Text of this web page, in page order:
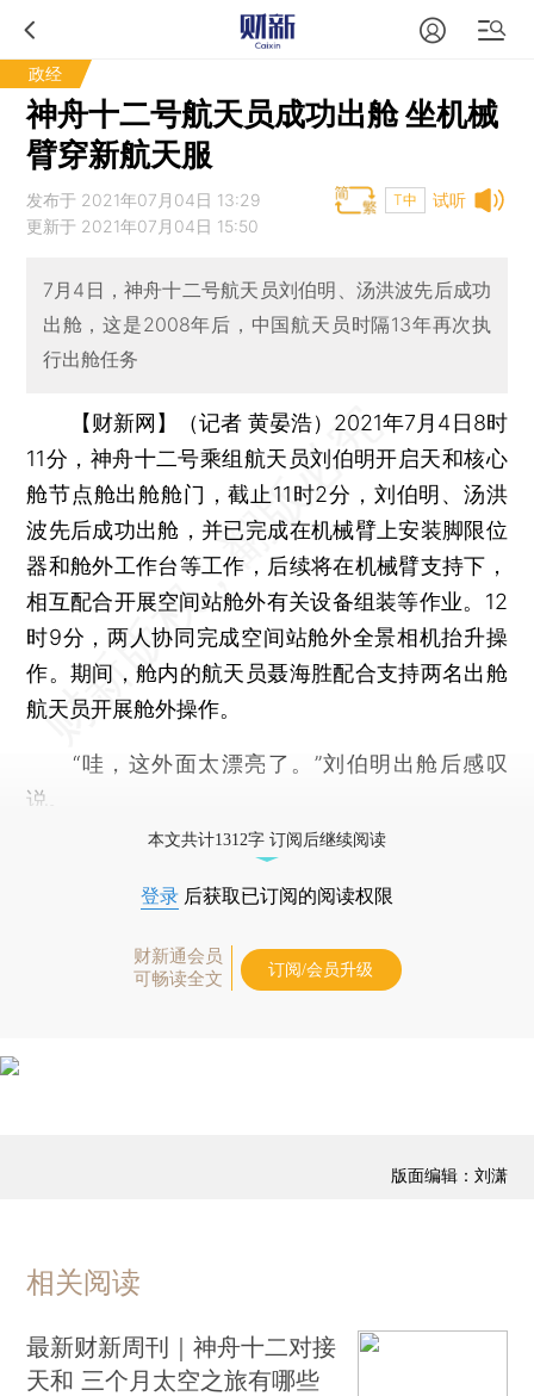
政经
神舟十二号航天员成功出舱 坐机械
臂穿新航天服
试听
发布于 2021年07月04日 13:29
更新于 2021年07月04日 15:50
T中
7月4日，神舟十二号航天员刘伯明、汤洪波先后成功
出舱，这是2008年后，中国航天员时隔13年再次执
行出舱任务
【财新网】（记者 黄晏浩） 2021年7月4日8时
11分，神舟十二号乘组航天员刘伯明开启天和核心
舱节点舱出舱舱门，截止11时2分，刘伯明、汤洪
波先后成功出舱，并已完成在机械臂上安装脚限位
器和舱外工作台等工作，后续将在机械臂支持下，
相互配合开展空间站舱外有关设备组装等作业。12
时9分，两人协同完成空间站舱外全景相机抬升操
作。期间，舱内的航天员聂海胜配合支持两名出舱
航天员开展舱外操作。
“哇，这外面太漂亮了。”刘伯明出舱后感叹
说。
本文共计1312字 订阅后继续阅读
登录 后获取已订阅的阅读权限
财新通会员
可畅读全文
订阅/会员升级
版面编辑：刘潇
相关阅读
最新财新周刊｜神舟十二对接
天和 三个月太空之旅有哪些